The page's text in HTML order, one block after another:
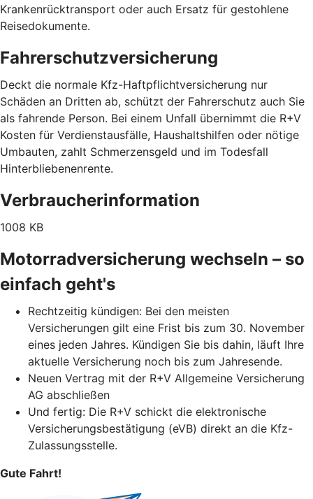
Krankenrücktransport oder auch Ersatz für gestohlene
Reisedokumente.
Fahrerschutzversicherung
Deckt die normale Kfz-Haftpflichtversicherung nur
Schäden an Dritten ab, schützt der Fahrerschutz auch Sie
als fahrende Person. Bei einem Unfall übernimmt die R+V
Kosten für Verdienstausfälle, Haushaltshilfen oder nötige
Umbauten, zahlt Schmerzensgeld und im Todesfall
Hinterbliebenenrente.
Verbraucherinformation
1008 KB
Motorradversicherung wechseln – so
einfach geht's
Rechtzeitig kündigen: Bei den meisten
Versicherungen gilt eine Frist bis zum 30. November
eines jeden Jahres. Kündigen Sie bis dahin, läuft Ihre
aktuelle Versicherung noch bis zum Jahresende.
Neuen Vertrag mit der R+V Allgemeine Versicherung
AG abschließen
Und fertig: Die R+V schickt die elektronische
Versicherungsbestätigung (eVB) direkt an die Kfz-
Zulassungsstelle.
Gute Fahrt!